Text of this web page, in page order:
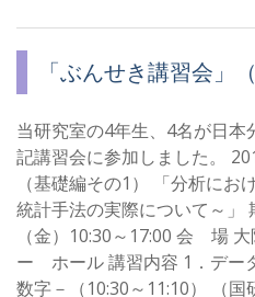
「ぶんせき講習会」
当研究室の4年生、4名が日
記講習会に参加しました。
（基礎編その1） 「分析にお
統計手法の実際について～
（金）10:30～17:00 会 場
ー ホール 講習内容 1．デー
数字－（10:30～11:10） （